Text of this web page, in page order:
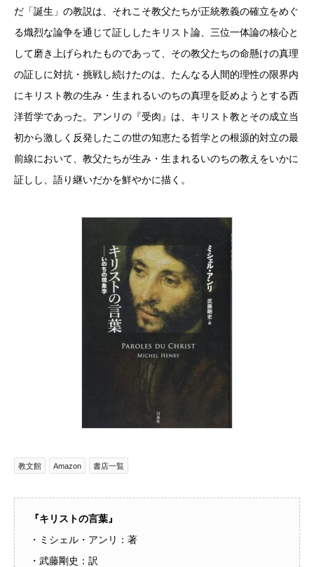
だ「誕生」の教説は、それこそ教父たちが正統教義の確立をめぐ
る熾烈な論争を通じて証ししたキリスト論、三位一体論の核心と
して磨き上げられたものであって、その教父たちの命懸けの真理
の証しに対抗・挑戦し続けたのは、たんなる人間的理性の限界内
にキリスト教の生み・生まれるいのちの真理を貶めようとする西
洋哲学であった。アンリの『受肉』は、キリスト教とその成立当
初から激しく反発したこの世の知恵たる哲学との根源的対立の最
前線において、教父たちが生み・生まれるいのちの教えをいかに
証しし、語り継いだかを鮮やかに描く。
教文館 Amazon 書店一覧
『キリストの言葉』
・ミシェル・アンリ：著
・武藤剛史：訳